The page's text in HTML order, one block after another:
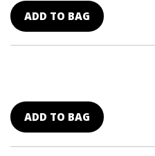
ADD TO BAG
ADD TO BAG